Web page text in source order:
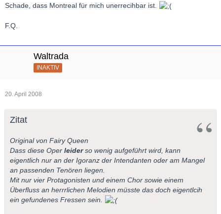
Schade, dass Montreal für mich unerrecihbar ist.
F.Q.
Waltrada
INAKTIV
20. April 2008
Zitat
Original von Fairy Queen
Dass diese Oper leiderso wenig aufgeführt wird, kann
eigentlich nur an der Igoranz der Intendanten oder am Mangel
an passenden Tenören liegen.
Mit nur vier Protagonisten und einem Chor sowie einem
Überfluss an herrrlichen Melodien müsste das doch eigentlcih
ein gefundenes Fressen sein.